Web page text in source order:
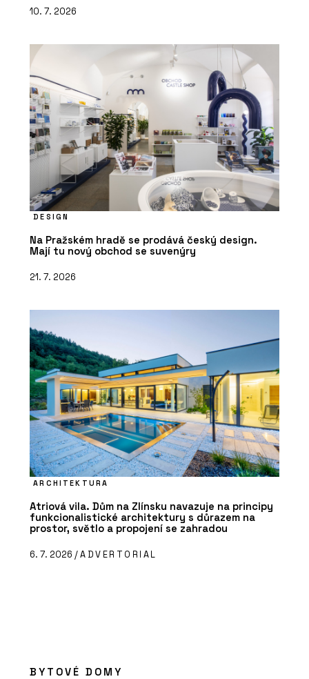
10. 7. 2026
DESIGN
Na Pražském hradě se prodává český design.
Mají tu nový obchod se suvenýry
21. 7. 2026
ARCHITEKTURA
Atriová vila. Dům na Zlínsku navazuje na principy
funkcionalistické architektury s důrazem na
prostor, světlo a propojení se zahradou
6. 7. 2026 /ADVERTORIAL
BYTOVÉ DOMY